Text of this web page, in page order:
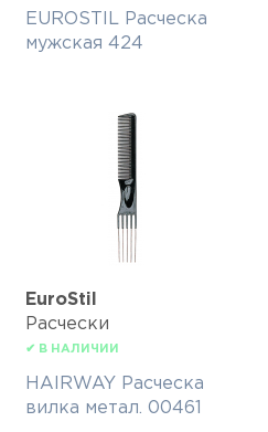
EUROSTIL Расческа
мужская 424
EuroStil
Расчески
✔ В НАЛИЧИИ
HAIRWAY Расческа
вилка метал. 00461